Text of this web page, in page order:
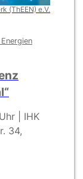
(ThEEN) e.V.
| IHK
34,